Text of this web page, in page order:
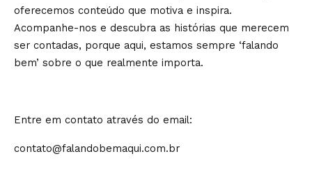
oferecemos conteúdo que motiva e inspira.
Acompanhe-nos e descubra as histórias que merecem
ser contadas, porque aqui, estamos sempre ‘falando
bem’ sobre o que realmente importa.
Entre em contato através do email:
contato@falandobemaqui.com.br